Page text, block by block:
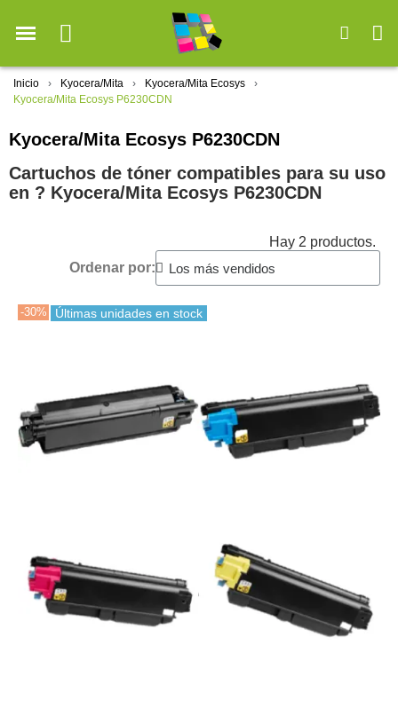
Inicio Kyocera/Mita
Kyocera/Mita Ecosys
Kyocera/Mita Ecosys P6230CDN
Kyocera/Mita Ecosys P6230CDN
Cartuchos de tóner compatibles para su uso
en ?️ Kyocera/Mita Ecosys P6230CDN
Hay 2 productos.
Ordenar por:
-30% Últimas unidades en stock